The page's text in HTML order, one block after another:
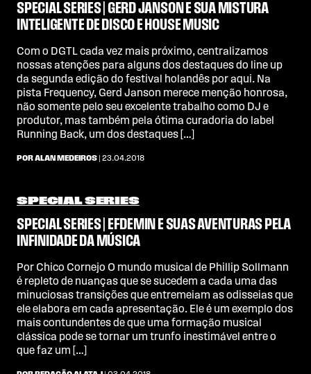
SPECIAL SERIES | GERD JANSON E SUA MISTURA
INTELIGENTE DE DISCO E HOUSE MUSIC
Com o DGTL cada vez mais próximo, centralizamos
nossas atenções para alguns dos destaques do line up
da segunda edição do festival holandês por aqui. Na
pista Frequency, Gerd Janson merece menção honrosa,
não somente pelo seu excelente trabalho como DJ e
produtor, mas também pela ótima curadoria do label
Running Back, um dos destaques […]
POR ALAN MEDEIROS | 23.04.2018
SPECIAL SERIES
SPECIAL SERIES | EFDEMIN E SUAS AVENTURAS PELA
INFINIDADE DA MÚSICA
Por Chico Cornejo O mundo musical de Phillip Sollmann
é repleto de nuanças que se sucedem a cada uma das
minuciosas transições que entremeiam as odisseias que
ele elabora em cada apresentação. Ele é um exemplo dos
mais contundentes de que uma formação musical
clássica pode se tornar um trunfo inestimável entre o
que faz um […]